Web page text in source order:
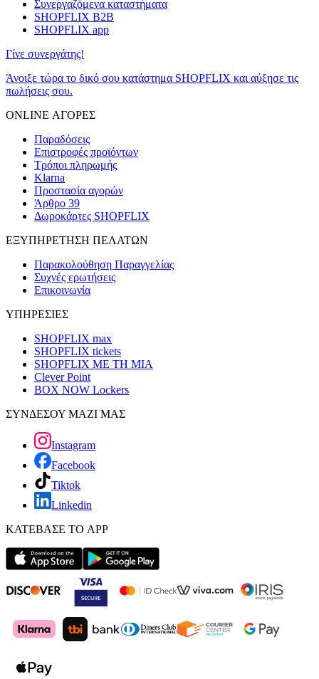
Συνεργαζόμενα καταστήματα
SHOPFLIX B2B
SHOPFLIX app
Γίνε συνεργάτης!
Άνοιξε τώρα το δικό σου κατάστημα SHOPFLIX και αύξησε τις
πωλήσεις σου.
ONLINE ΑΓΟΡΕΣ
Παραδόσεις
Επιστροφές προϊόντων
Τρόποι πληρωμής
Klarna
Προστασία αγορών
Άρθρο 39
Δωροκάρτες SHOPFLIX
ΕΞΥΠΗΡΕΤΗΣΗ ΠΕΛΑΤΩΝ
Παρακολούθηση Παραγγελίας
Συχνές ερωτήσεις
Επικοινωνία
ΥΠΗΡΕΣΙΕΣ
SHOPFLIX max
SHOPFLIX tickets
SHOPFLIX ΜΕ ΤΗ ΜΙΑ
Clever Point
BOX NOW Lockers
ΣΥΝΔΕΣΟΥ ΜΑΖΙ ΜΑΣ
Instagram
Facebook
Tiktok
Linkedin
ΚΑΤΕΒΑΣΕ ΤΟ APP